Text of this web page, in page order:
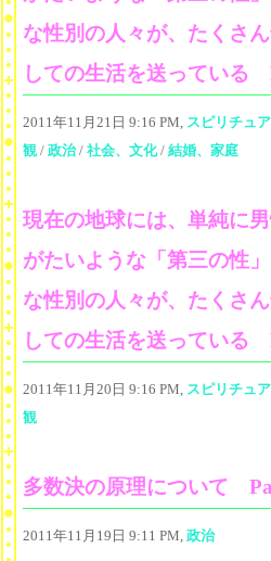
な性別の人々が、たくさ
しての生活を送っている
2011年11月21日 9:16 PM, スピリチュ
観 / 政治/ 社会、文化/ 結婚、家庭
現在の地球には、単純に
がたいような「第三の性
な性別の人々が、たくさ
しての生活を送っている
2011年11月20日 9:16 PM, スピリチュ
観
多数決の原理について
2011年11月19日 9:11 PM, 政治